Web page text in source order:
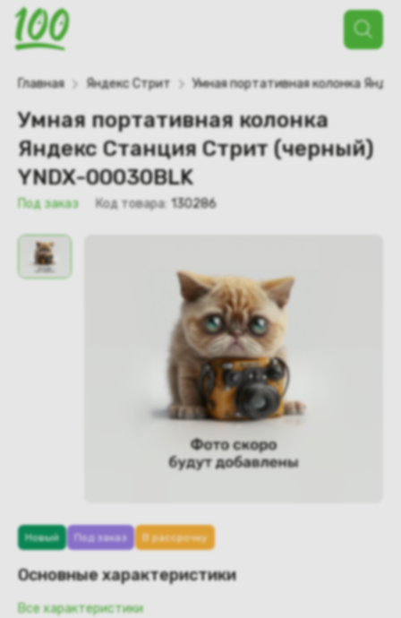
Поиск
товаров
Главная Яндекс Стрит Умная портативная колонка
Умная портативная колонка
Яндекс Станция Стрит (черный)
YNDX-00030BLK
Под заказ Код товара: 130286
Новый Под заказ В рассрочку
Основные характеристики
Все характеристики